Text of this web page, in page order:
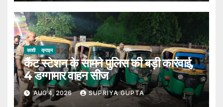
काशी क्राइम
कैंट स्टेशन के सामने पुलिस की बड़ी कार्रवाई,
4 डग्गामार वाहन सीज
AUG 4, 2026 SUPRIYA GUPTA